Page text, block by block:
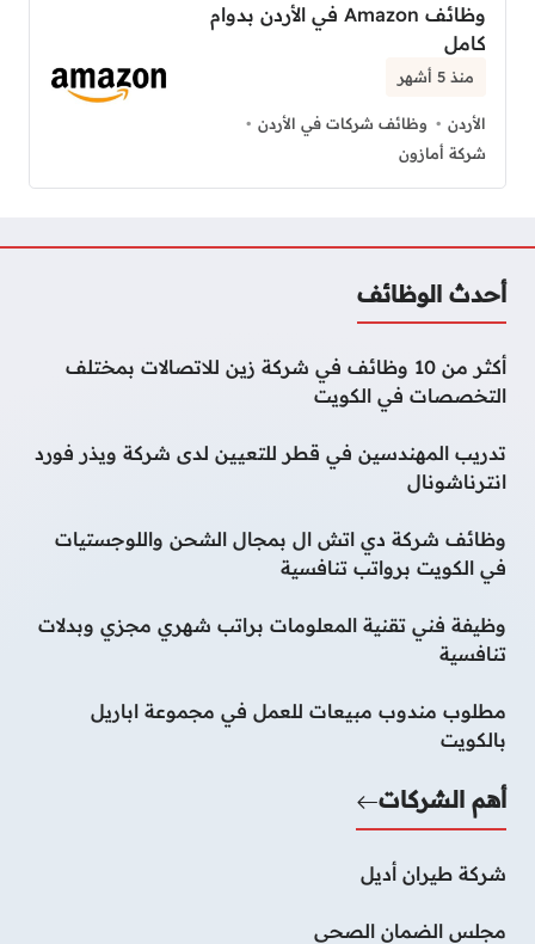
وظائف Amazon في الأردن بدوام
كامل
منذ 5 أشهر
الأردن
وظائف شركات في الأردن
شركة أمازون
أحدث الوظائف
أكثر من 10 وظائف في شركة زين للاتصالات بمختلف
التخصصات في الكويت
تدريب المهندسين في قطر للتعيين لدى شركة ويذر فورد
انترناشونال
وظائف شركة دي اتش ال بمجال الشحن واللوجستيات
في الكويت برواتب تنافسية
وظيفة فني تقنية المعلومات براتب شهري مجزي وبدلات
تنافسية
مطلوب مندوب مبيعات للعمل في مجموعة اباريل
بالكويت
أهم الشركات
شركة طيران أديل
مجلس الضمان الصحي